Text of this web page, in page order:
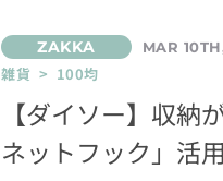
MAR
雑貨 > 100均
【ダイソー】収納
ネットフック」活